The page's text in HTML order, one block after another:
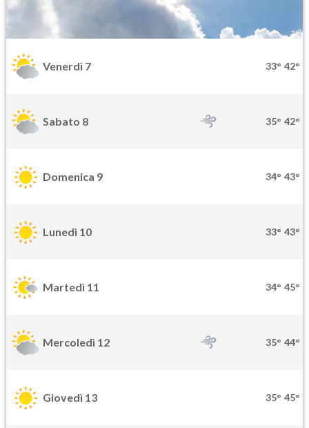
Venerdì 7 33° 42°
Sabato 8 35° 42°
Domenica 9 34° 43°
Lunedì 10 33° 43°
Martedì 11 34° 45°
Mercoledì 12 35° 44°
Giovedì 13 35° 45°